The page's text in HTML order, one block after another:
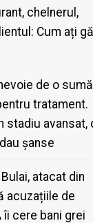
chelnerul,
Cum ați
de o sumă
tratament.
stadiu avansat,
șanse
atacat din
acuzațiile de
îi cere bani grei